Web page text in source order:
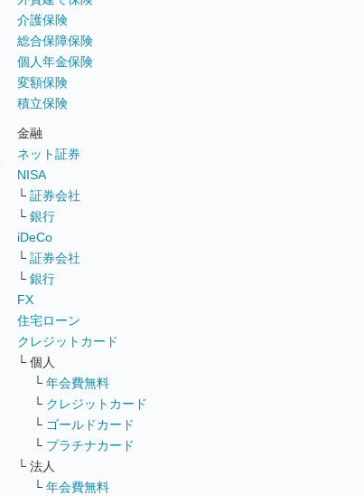
介護保険
総合保障保険
個人年金保険
変額保険
積立保険
金融
ネット証券
NISA
└ 証券会社
└ 銀行
iDeCo
└ 証券会社
└ 銀行
FX
住宅ローン
クレジットカード
└ 個人
└ 年会費無料
└ クレジットカード
└ ゴールドカード
└ プラチナカード
└ 法人
└ 年会費無料